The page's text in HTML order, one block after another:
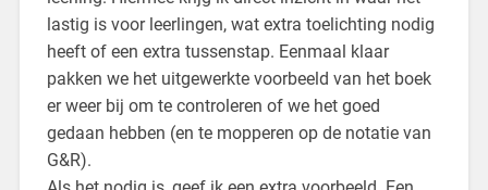
lastig is voor leerlingen, wat extra toelichting nodig
heeft of een extra tussenstap. Eenmaal klaar
pakken we het uitgewerkte voorbeeld van het boek
er weer bij om te controleren of we het goed
gedaan hebben (en te mopperen op de notatie van
G&R).